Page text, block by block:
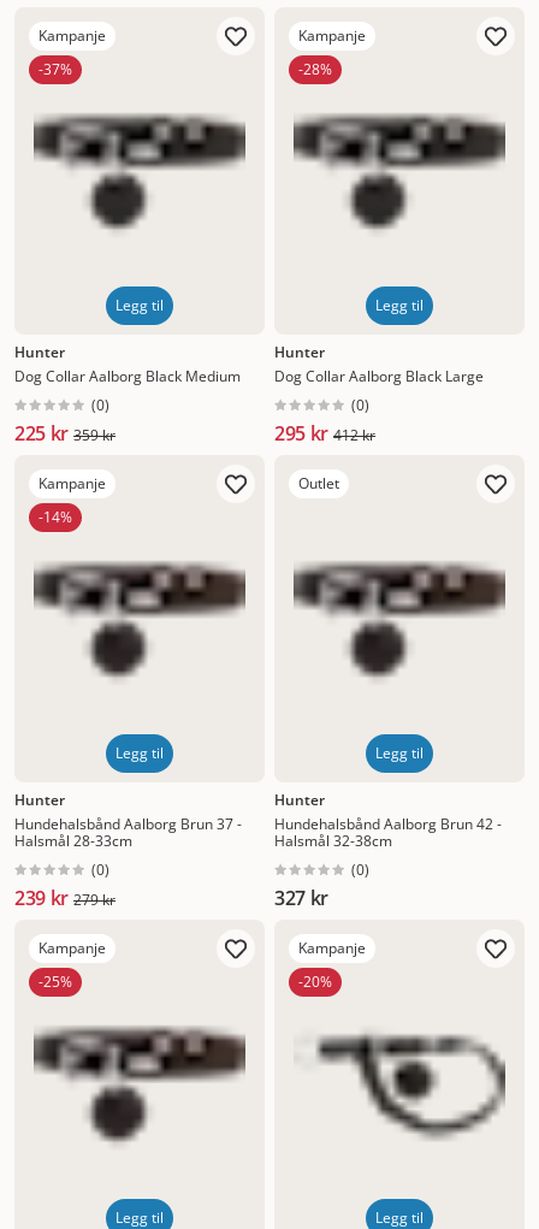
Kampanje
-37%
Legg til
Hunter
Dog Collar Aalborg Black Medium
(0)
225 kr 359 kr
Kampanje
-28%
Legg til
Hunter
Dog Collar Aalborg Black Large
(0)
295 kr 412 kr
Kampanje
-14%
Legg til
Hunter
Hundehalsbånd Aalborg Brun 37 -
Halsmål 28-33cm
(0)
239 kr 279 kr
Outlet
Legg til
Hunter
Hundehalsbånd Aalborg Brun 42 -
Halsmål 32-38cm
(0)
327 kr
Kampanje
-25%
Legg til
Kampanje
-20%
Legg til